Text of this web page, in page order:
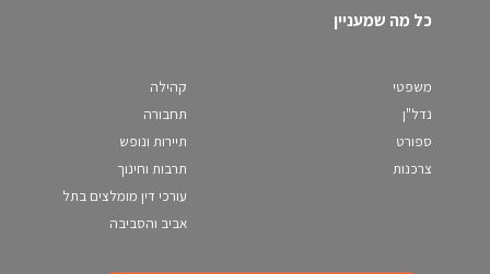
כל מה שמעניין
משפטי
נדל"ן
ספורט
צרכנות
קהילה
תחבורה
תיירות ונופש
תרבות וחינוך
עורכי דין מומלצים בתל
אביב והסביבה